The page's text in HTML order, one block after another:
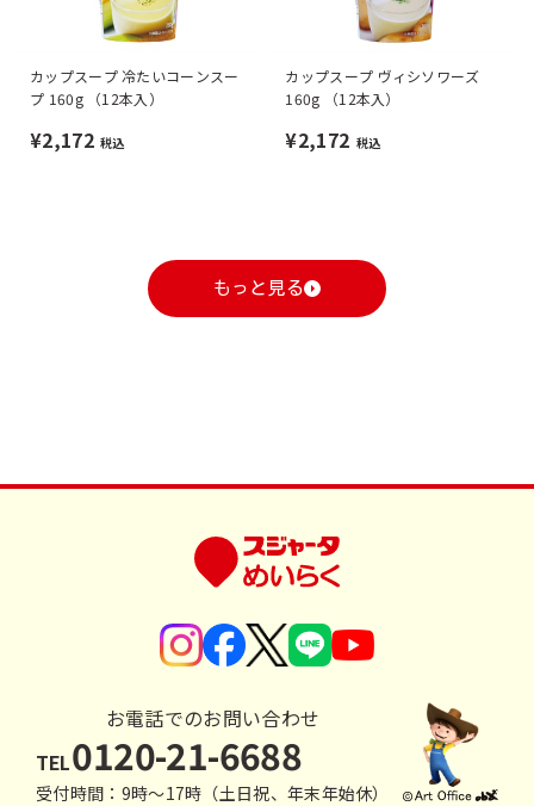
カップスープ 冷たいコーンスー
プ 160g （12本入）
¥2,172 税込
カップスープ ヴィシソワーズ
160g （12本入）
¥2,172 税込
もっと見る
お電話でのお問い合わせ
TEL0120-21-6688
受付時間：9時〜17時（土日祝、年末年始休）